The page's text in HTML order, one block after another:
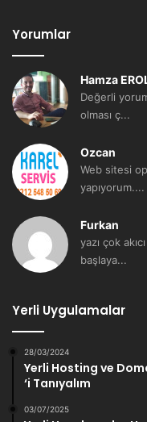
Yorumlar
Hamza
Değerli
olması ç...
Ozcan
Web sitesi
yapıyorum....
Furkan
yazı çok
başlaya...
Yerli Uygulamalar
28/03/2024
Yerli Hosting ve
‘i Tanıyalım
03/07/2025